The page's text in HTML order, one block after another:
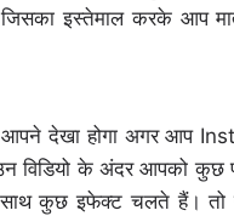
इस्तेमाल करके आप
आपने देखा होगा अगर आप
के अंदर आपको कुछ
साथ कुछ इफेक्ट चलते हैं।